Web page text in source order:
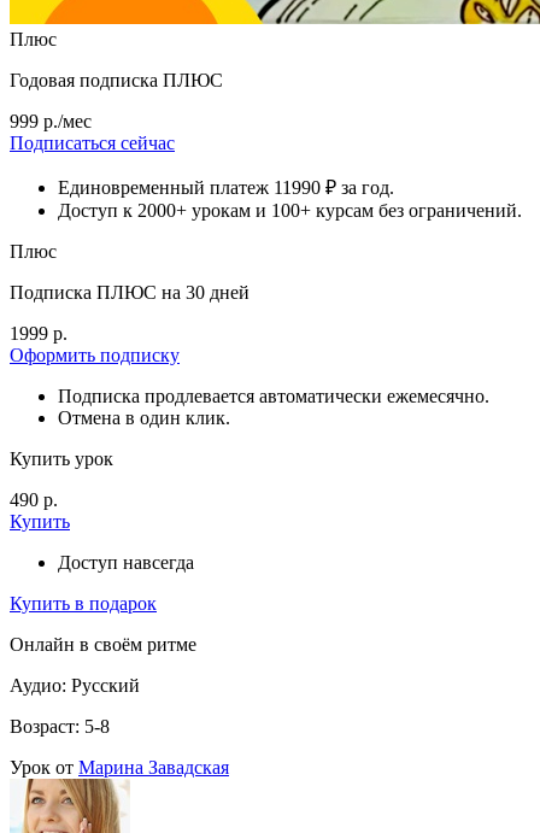
Плюс
Годовая подписка ПЛЮС
999 р./мес
Подписаться сейчас
Единовременный платеж 11990 ₽ за год.
Доступ к 2000+ урокам и 100+ курсам без ограничений.
Плюс
Подписка ПЛЮС на 30 дней
1999 р.
Оформить подписку
Подписка продлевается автоматически ежемесячно.
Отмена в один клик.
Купить урок
490 р.
Купить
Доступ навсегда
Купить в подарок
Онлайн в своём ритме
Аудио: Русский
Возраст: 5-8
Урок от Марина Завадская